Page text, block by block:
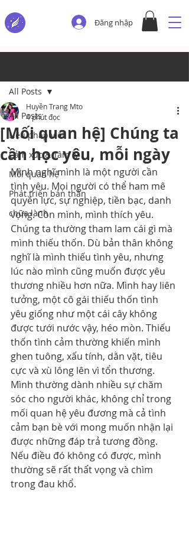
Đăng nhập
All Posts
Liệu pháp viết
Cảm xúc & Tâm lý
Mối quan hệ
Phát triển bản thân
chữa lành
All Posts
[Mối quan hệ] Chúng ta
cần học yêu, mỗi ngày
Huyền Trang Mto
4 phút đọc
Mình nghĩ mình là một người cần
tình yêu. Mọi người có thể ham mê
quyền lực, sự nghiệp, tiền bạc, danh
vọng. Còn mình, mình thích yêu.
Chúng ta thường tham lam cái gì mà
mình thiếu thốn. Dù bản thân không
nghĩ là mình thiếu tình yêu, nhưng
lúc nào mình cũng muốn được yêu
thương nhiều hơn nữa. Mình hay liên
tưởng, một cô gái thiếu thốn tình
yêu giống như một cái cây không
được tưới nước vậy, héo mòn. Thiếu
thốn tình cảm thường khiến mình
ghen tuông, xấu tính, dằn vặt, tiêu
cực và xù lông lên vì tổn thương.
Mình thường dành nhiều sự chăm
sóc cho người khác, không chỉ trong
mối quan hệ yêu đương mà cả tình
cảm bạn bè với mong muốn nhận lại
được những đáp trả tương đồng.
Nếu điều đó không có được, mình
thường sẽ rất thất vọng và chìm
trong đau khổ.